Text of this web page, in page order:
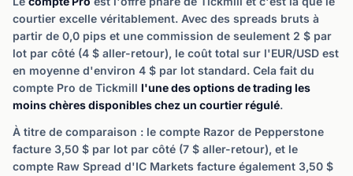
courtier excelle véritablement. Avec des spreads bruts à
partir de 0,0 pips et une commission de seulement 2 $ par
lot par côté (4 $ aller-retour), le coût total sur l'EUR/USD est
en moyenne d'environ 4 $ par lot standard. Cela fait du
compte Pro de Tickmill l'une des options de trading les
moins chères disponibles chez un courtier régulé.
À titre de comparaison : le compte Razor de Pepperstone
facture 3,50 $ par lot par côté (7 $ aller-retour), et le
compte Raw Spread d'IC Markets facture également 3,50 $